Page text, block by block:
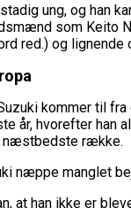
ung, og han
som Keito
red.) og
kommer til
år, hvorefter han
næstbedste række.
næppe manglet
at han ikke er